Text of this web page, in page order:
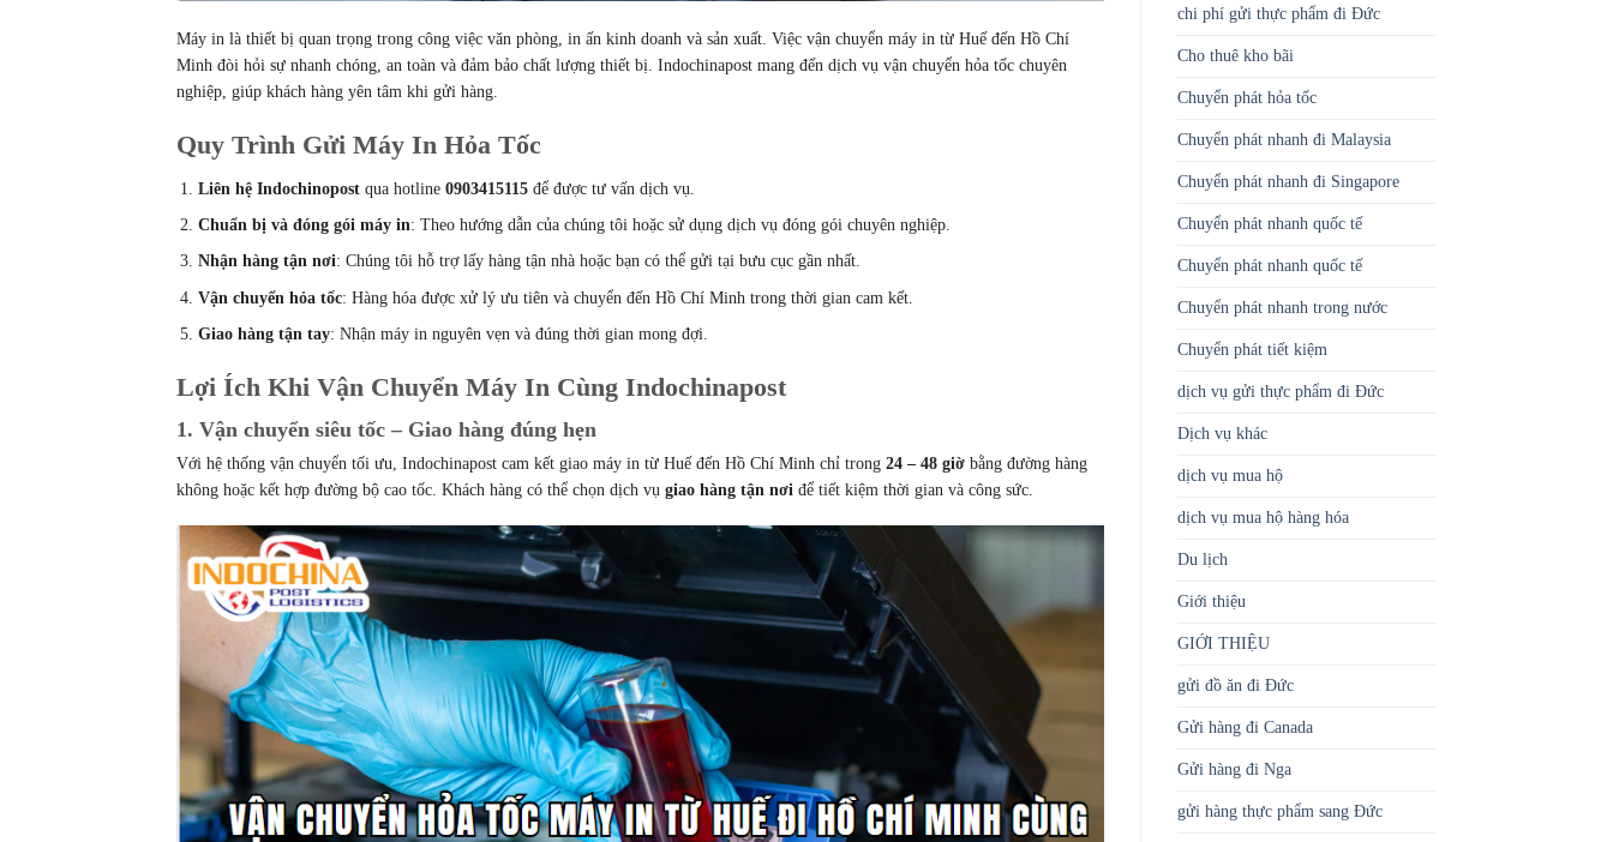
Máy in là thiết bị quan trọng trong công việc văn phòng, in ấn kinh doanh và sản xuất. Việc vận chuyển máy in từ Huế đến Hồ Chí
Minh đòi hỏi sự nhanh chóng, an toàn và đảm bảo chất lượng thiết bị. Indochinapost mang đến dịch vụ vận chuyển hỏa tốc chuyên
nghiệp, giúp khách hàng yên tâm khi gửi hàng.
Quy Trình Gửi Máy In Hỏa Tốc
Liên hệ Indochinopost qua hotline0903415115 để được tư vấn dịch vụ.
Chuẩn bị và đóng gói máy in: Theo hướng dẫn của chúng tôi hoặc sử dụng dịch vụ đóng gói chuyên nghiệp.
Nhận hàng tận nơi: Chúng tôi hỗ trợ lấy hàng tận nhà hoặc bạn có thể gửi tại bưu cục gần nhất.
Vận chuyển hỏa tốc: Hàng hóa được xử lý ưu tiên và chuyển đến Hồ Chí Minh trong thời gian cam kết.
Giao hàng tận tay: Nhận máy in nguyên vẹn và đúng thời gian mong đợi.
Lợi Ích Khi Vận Chuyển Máy In Cùng Indochinapost
1. Vận chuyển siêu tốc – Giao hàng đúng hẹn
Với hệ thống vận chuyển tối ưu, Indochinapost cam kết giao máy in từ Huế đến Hồ Chí Minh chỉ trong 24 – 48 giờ bằng đường hàng
không hoặc kết hợp đường bộ cao tốc. Khách hàng có thể chọn dịch vụ giao hàng tận nơi để tiết kiệm thời gian và công sức.
chi phí gửi thực phẩm đi Đức
Cho thuê kho bãi
Chuyển phát hỏa tốc
Chuyển phát nhanh đi Malaysia
Chuyển phát nhanh đi Singapore
Chuyển phát nhanh quốc tế
Chuyển phát nhanh quốc tế
Chuyển phát nhanh trong nước
Chuyển phát tiết kiệm
dịch vụ gửi thực phẩm đi Đức
Dịch vụ khác
dịch vụ mua hộ
dịch vụ mua hộ hàng hóa
Du lịch
Giới thiệu
GIỚI THIỆU
gửi đồ ăn đi Đức
Gửi hàng đi Canada
Gửi hàng đi Nga
gửi hàng thực phẩm sang Đức